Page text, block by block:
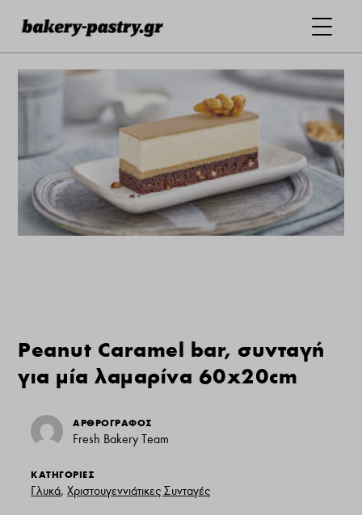
Peanut Caramel bar, συνταγή
για μία λαμαρίνα 60x20cm
ΑΡΘΡΟΓΡΑΦΟΣ
Fresh Bakery Team
ΚΑΤΗΓΟΡΙΕΣ
Γλυκά,Χριστουγεννιάτικες Συνταγές